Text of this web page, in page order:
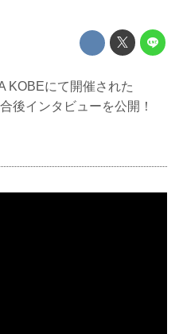
KOBEにて開催された
後インタビューを公開！